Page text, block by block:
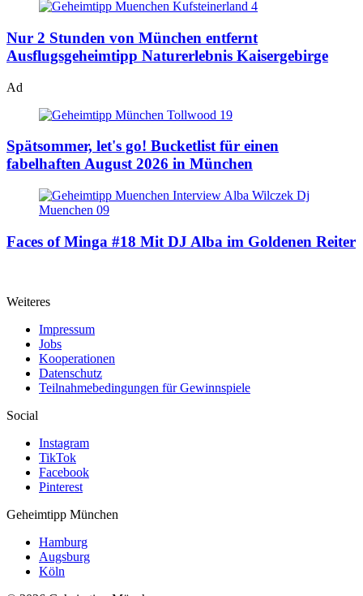
Nur 2 Stunden von München entfernt
Ausflugsgeheimtipp Naturerlebnis Kaisergebirge
Ad
Spätsommer, let's go! Bucketlist für einen
fabelhaften August 2026 in München
Faces of Minga #18 Mit DJ Alba im Goldenen Reiter
Weiteres
Impressum
Jobs
Kooperationen
Datenschutz
Teilnahmebedingungen für Gewinnspiele
Social
Instagram
TikTok
Facebook
Pinterest
Geheimtipp München
Hamburg
Augsburg
Köln